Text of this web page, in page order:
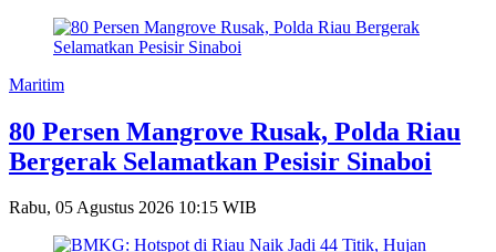
Maritim
80 Persen Mangrove Rusak, Polda Riau
Bergerak Selamatkan Pesisir Sinaboi
Rabu, 05 Agustus 2026 10:15 WIB